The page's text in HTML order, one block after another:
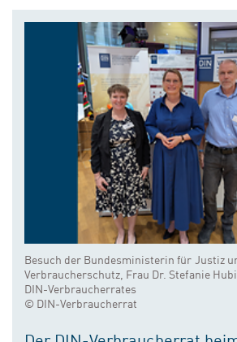
Besuch der Bundesministerin für Justiz
Verbraucherschutz, Frau Dr. Stefanie
DIN-Verbraucherrates
© DIN-Verbraucherrat